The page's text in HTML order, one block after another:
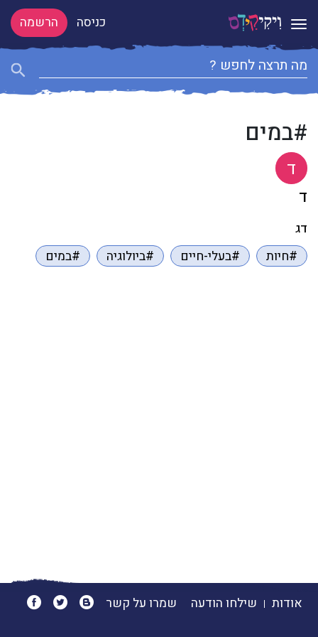
Toggle navigation כניסה הרשמה
#במים
ד
ד
דג
#חיות
#בעלי-חיים #ביולוגיה #במים
אודות שילחו הודעה שמרו על קשר